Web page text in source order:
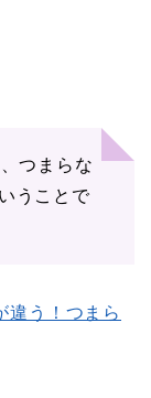
つまらな
うことで
違う！つまら